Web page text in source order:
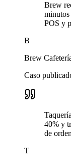
Brew
minutos
POS y
B
Brew
Caso
40% y
de
T